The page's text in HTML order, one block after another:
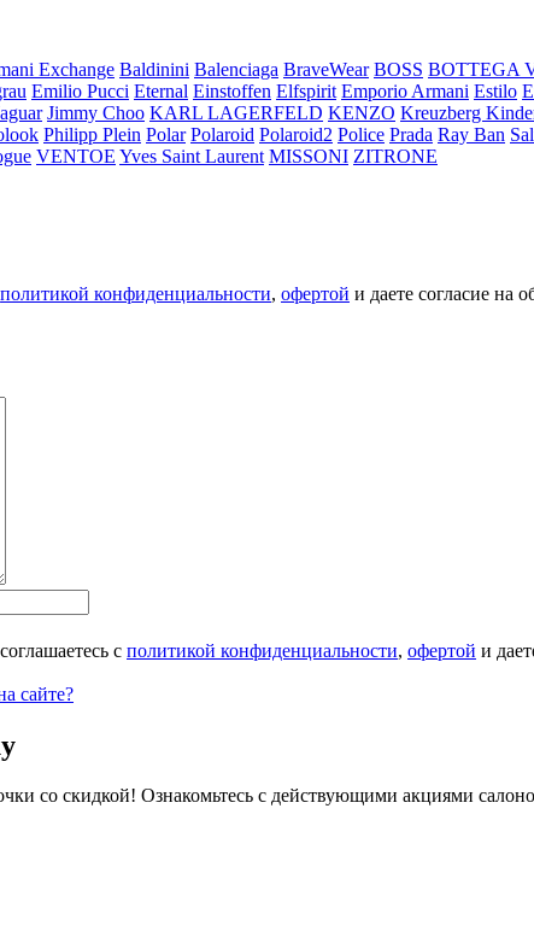
Exchange Baldinini Balenciaga BraveWear BOSS BOTTEGA
Emilio Pucci Eternal Einstoffen Elfspirit Emporio Armani Estilo
Jimmy Choo KARL LAGERFELD KENZO Kreuzberg
Philipp Plein Polar Polaroid Polaroid2 Police Prada Ray Ban
VENTOE Yves Saint Laurent MISSONI ZITRONE
политикой конфиденциальности, офертой и даете согласие на
с политикой конфиденциальности, офертой и
сайте?
со скидкой! Ознакомьтесь с действующими акциями